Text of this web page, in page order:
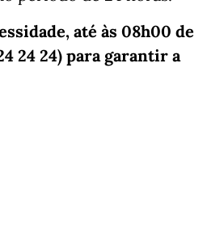
até às 08h00 de
24 24) para garantir a